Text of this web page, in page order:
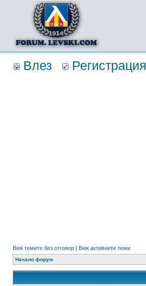
Влез Регистрация
Виж темите без отговор | Виж активните теми
Начало форум